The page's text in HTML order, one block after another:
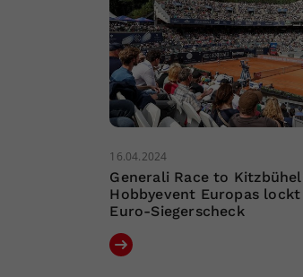
16.04.2024
Generali Race to
Hobbyevent Europas
Euro-Siegerscheck